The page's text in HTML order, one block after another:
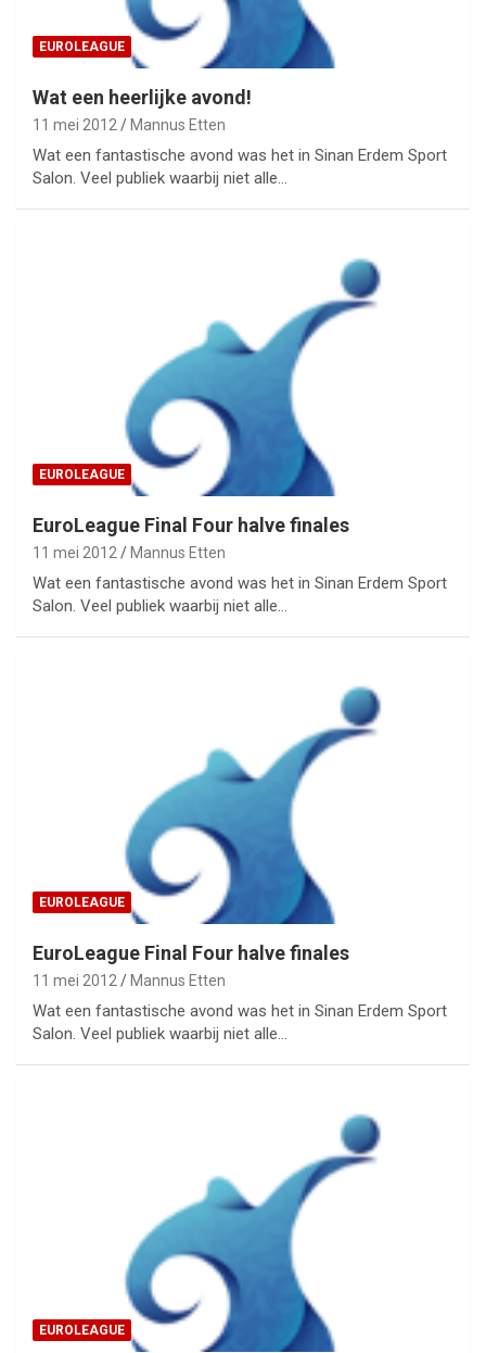
EUROLEAGUE
Wat een heerlijke avond!
11 mei 2012 Mannus Etten
Wat een fantastische avond was het in Sinan Erdem Sport
Salon. Veel publiek waarbij niet alle…
EUROLEAGUE
EuroLeague Final Four halve finales
11 mei 2012 Mannus Etten
Wat een fantastische avond was het in Sinan Erdem Sport
Salon. Veel publiek waarbij niet alle…
EUROLEAGUE
EuroLeague Final Four halve finales
11 mei 2012 Mannus Etten
Wat een fantastische avond was het in Sinan Erdem Sport
Salon. Veel publiek waarbij niet alle…
EUROLEAGUE